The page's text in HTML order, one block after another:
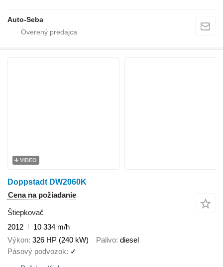
Auto-Seba
VIDEO
Doppstadt DW2060K
Cena na požiadanie
Štiepkovač
2012
10 334 m/h
Výkon 326 HP (240 kW) Palivo diesel
Pásový podvozok
✓